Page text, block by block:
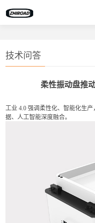
技术问答
柔性振动盘推
工业 4.0 强调柔性化、智能化生
据、人工智能深度融合。